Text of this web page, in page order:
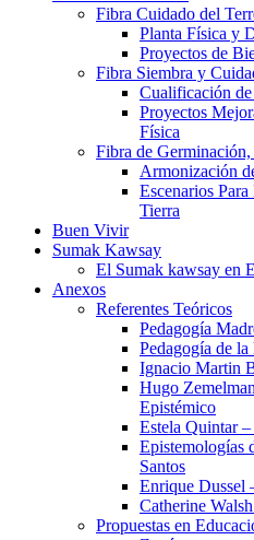
Fibra Cuidado del
Planta Física y
Proyectos de
Fibra Siembra y
Cualificación
Proyectos
Física
Fibra de
Armonización
Escenarios
Tierra
Buen Vivir
Sumak Kawsay
El Sumak kawsay en
Anexos
Referentes Teóricos
Pedagogía
Pedagogía de
Ignacio Martin
Hugo
Epistémico
Estela Quintar
Epistemologías
Santos
Enrique Dussel
Catherine
Propuestas en